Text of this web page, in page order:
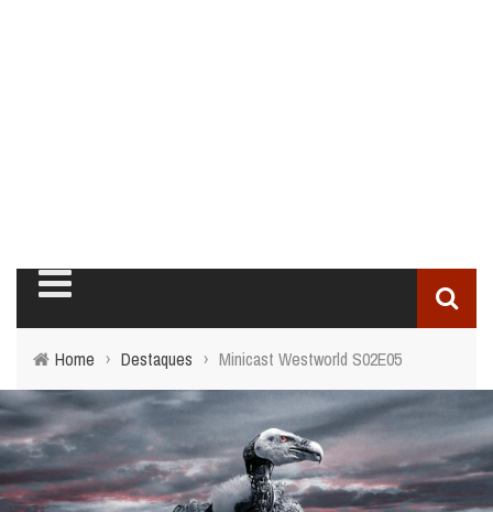
Home › Destaques › Minicast Westworld S02E05